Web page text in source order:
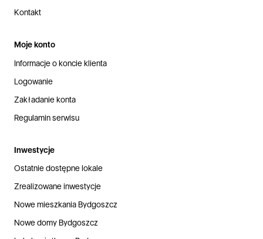
Kontakt
Moje konto
Informacje o koncie klienta
Logowanie
Zakładanie konta
Regulamin serwisu
Inwestycje
Ostatnie dostępne lokale
Zrealizowane inwestycje
Nowe mieszkania Bydgoszcz
Nowe domy Bydgoszcz